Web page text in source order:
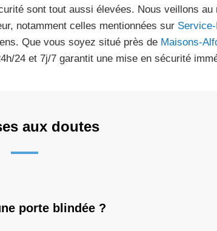
sont tout aussi élevées. Nous veillons au
notamment celles mentionnées sur
Que vous soyez situé près de Maisons-
24 et 7j/7 garantit une mise en sécurité
aux doutes
porte blindée ?